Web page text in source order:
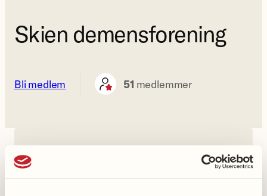
Skien demensforening
Bli medlem 51 medlemmer